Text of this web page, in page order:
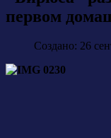
первом
Создано: 26